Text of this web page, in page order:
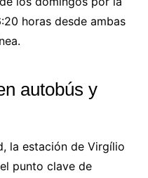
horas desde ambas
autobús y
la estación de Virgílio
punto clave de